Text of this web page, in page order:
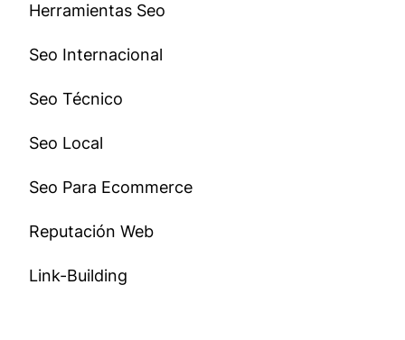
Herramientas Seo
Seo Internacional
Seo Técnico
Seo Local
Seo Para Ecommerce
Reputación Web
Link-Building